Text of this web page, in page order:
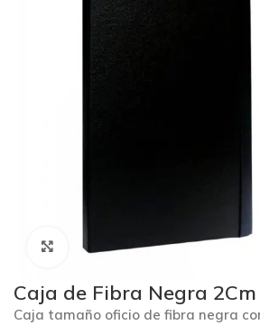
Click to enlarge
Caja de Fibra Negra 2Cm
Caja tamaño oficio de fibra negra